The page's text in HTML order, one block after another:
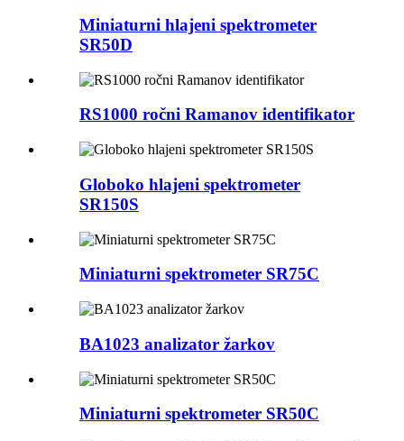
Miniaturni hlajeni spektrometer
SR50D
RS1000 ročni Ramanov identifikator
Globoko hlajeni spektrometer
SR150S
Miniaturni spektrometer SR75C
BA1023 analizator žarkov
Miniaturni spektrometer SR50C